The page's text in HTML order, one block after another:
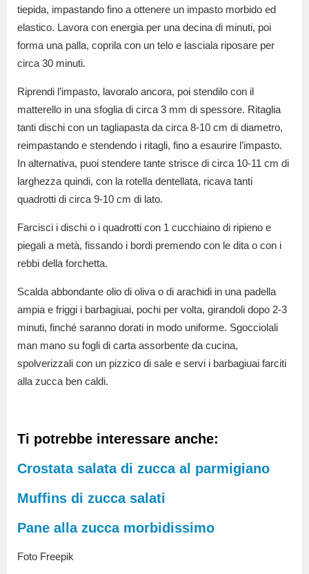
tiepida, impastando fino a ottenere un impasto morbido ed
elastico. Lavora con energia per una decina di minuti, poi
forma una palla, coprila con un telo e lasciala riposare per
circa 30 minuti.
Riprendi l’impasto, lavoralo ancora, poi stendilo con il
matterello in una sfoglia di circa 3 mm di spessore. Ritaglia
tanti dischi con un tagliapasta da circa 8-10 cm di diametro,
reimpastando e stendendo i ritagli, fino a esaurire l’impasto.
In alternativa, puoi stendere tante strisce di circa 10-11 cm di
larghezza quindi, con la rotella dentellata, ricava tanti
quadrotti di circa 9-10 cm di lato.
Farcisci i dischi o i quadrotti con 1 cucchiaino di ripieno e
piegali a metà, fissando i bordi premendo con le dita o con i
rebbi della forchetta.
Scalda abbondante olio di oliva o di arachidi in una padella
ampia e friggi i barbagiuai, pochi per volta, girandoli dopo 2-3
minuti, finché saranno dorati in modo uniforme. Sgocciolali
man mano su fogli di carta assorbente da cucina,
spolverizzali con un pizzico di sale e servi i barbagiuai farciti
alla zucca ben caldi.
Ti potrebbe interessare anche:
Crostata salata di zucca al parmigiano
Muffins di zucca salati
Pane alla zucca morbidissimo
Foto Freepik